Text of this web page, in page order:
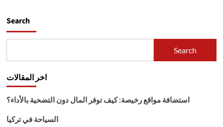
بث
اليوم
مباراة
ضد
Search
Search
اخر المقالات
استضافة مواقع رخيصة: كيف توفر المال دون التضحية بالأداء؟
السياحة في تركيا